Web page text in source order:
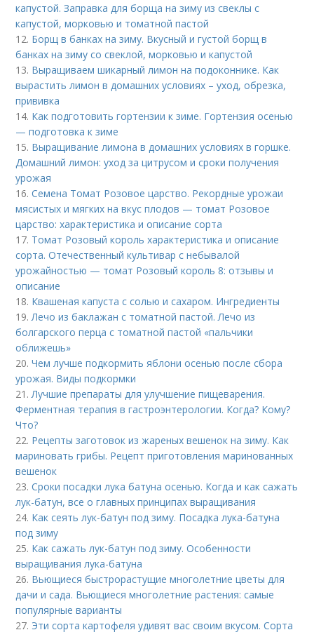
капустой. Заправка для борща на зиму из свеклы с
капустой, морковью и томатной пастой
12. Борщ в банках на зиму. Вкусный и густой борщ в
банках на зиму со свеклой, морковью и капустой
13. Выращиваем шикарный лимон на подоконнике. Как
вырастить лимон в домашних условиях – уход, обрезка,
прививка
14. Как подготовить гортензии к зиме. Гортензия осенью
— подготовка к зиме
15. Выращивание лимона в домашних условиях в горшке.
Домашний лимон: уход за цитрусом и сроки получения
урожая
16.Семена Томат Розовое царство. Рекордные урожаи
мясистых и мягких на вкус плодов — томат Розовое
царство: характеристика и описание сорта
17. Томат Розовый король характеристика и описание
сорта. Отечественный культивар с небывалой
урожайностью — томат Розовый король 8: отзывы и
описание
18. Квашеная капуста с солью и сахаром. Ингредиенты
19.Лечо из баклажан с томатной пастой. Лечо из
болгарского перца с томатной пастой «пальчики
оближешь»
20.Чем лучше подкормить яблони осенью после сбора
урожая. Виды подкормки
21.Лучшие препараты для улучшение пищеварения.
Ферментная терапия в гастроэнтерологии. Когда? Кому?
Что?
22. Рецепты заготовок из жареных вешенок на зиму. Как
мариновать грибы. Рецепт приготовления маринованных
вешенок
23.Сроки посадки лука батуна осенью. Когда и как сажать
лук-батун, все о главных принципах выращивания
24. Как сеять лук-батун под зиму. Посадка лука-батуна
под зиму
25. Как сажать лук-батун под зиму. Особенности
выращивания лука-батуна
26. Вьющиеся быстрорастущие многолетние цветы для
дачи и сада. Вьющиеся многолетние растения: самые
популярные варианты
27. Эти сорта картофеля удивят вас своим вкусом. Сорта